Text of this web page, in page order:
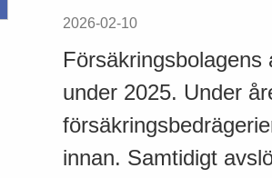
2026-02-10
under 2025. Under
innan. Samtidigt